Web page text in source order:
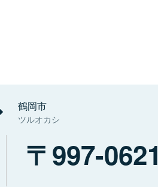
鶴岡市
ツルオカシ
997-0621